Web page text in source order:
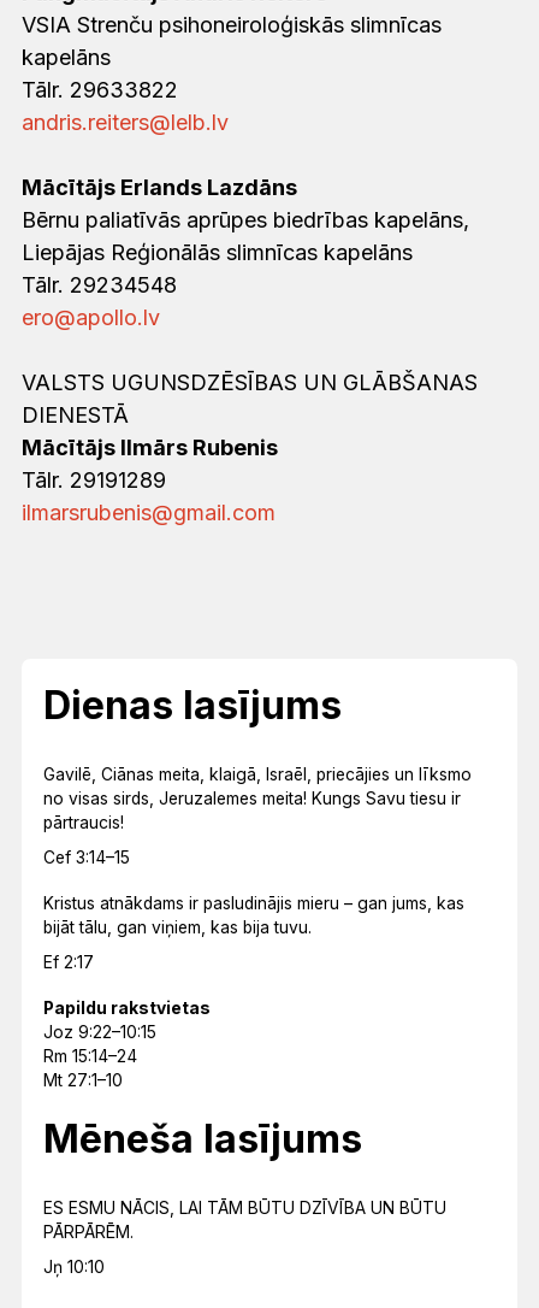
VSIA Strenču psihoneiroloģiskās slimnīcas
kapelāns
Tālr. 29633822
andris.reiters@lelb.lv
Mācītājs Erlands Lazdāns
Bērnu paliatīvās aprūpes biedrības kapelāns,
Liepājas Reģionālās slimnīcas kapelāns
Tālr. 29234548
ero@apollo.lv
VALSTS UGUNSDZĒSĪBAS UN GLĀBŠANAS
DIENESTĀ
Mācītājs Ilmārs Rubenis
Tālr. 29191289
ilmarsrubenis@gmail.com
Dienas lasījums
Gavilē, Ciānas meita, klaigā, Israēl, priecājies un līksmo
no visas sirds, Jeruzalemes meita! Kungs Savu tiesu ir
pārtraucis!
Cef 3:14–15
Kristus atnākdams ir pasludinājis mieru – gan jums, kas
bijāt tālu, gan viņiem, kas bija tuvu.
Ef 2:17
Papildu rakstvietas
Joz 9:22–10:15
Rm 15:14–24
Mt 27:1–10
Mēneša lasījums
ES ESMU NĀCIS, LAI TĀM BŪTU DZĪVĪBA UN BŪTU
PĀRPĀRĒM.
Jņ 10:10